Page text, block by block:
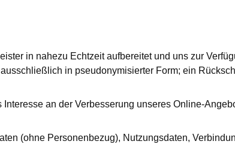
in nahezu Echtzeit aufbereitet und uns zur
in pseudonymisierter Form; ein
Interesse an der Verbesserung unseres Online-
(ohne Personenbezug), Nutzungsdaten,